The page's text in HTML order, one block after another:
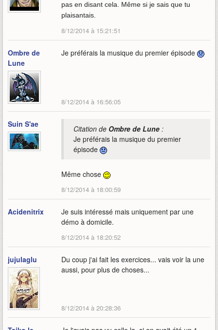
pas en disant cela. Même si je sais que tu
plaisantais.
8/12/2014 à 15:21:51
Ombre de
Lune
Je préférais la musique du premier épisode
8/12/2014 à 16:56:05
Suin S'ae Citation de Ombre de Lune :
Je préférais la musique du premier
épisode
Même chose
8/12/2014 à 18:00:59
Acidenitrix
Je suis intéressé mais uniquement par une
démo à domicile.
8/12/2014 à 18:20:52
jujulaglu
Du coup j'ai fait les exercices... vais voir la une
aussi, pour plus de choses...
8/12/2014 à 20:28:36